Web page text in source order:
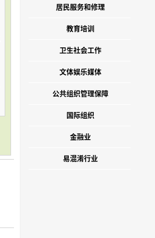
居民服务和修理
教育培训
卫生社会工作
文体娱乐媒体
公共组织管理保障
国际组织
金融业
易混淆行业